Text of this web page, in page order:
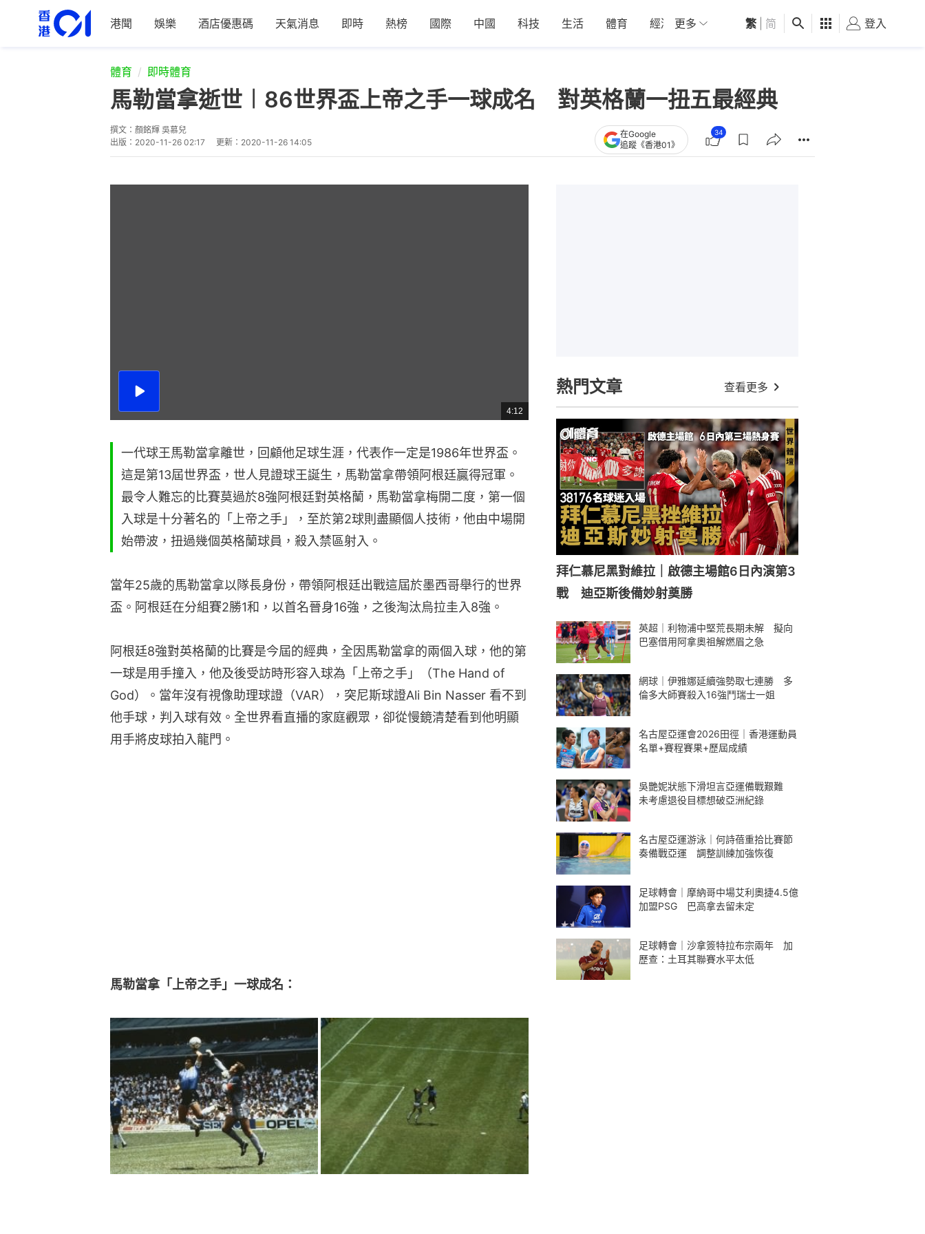
港聞 娛樂 酒店優惠碼 天氣消息 即時 熱榜 國際 中國 科技 生活 體育 經濟 01深圳 觀點 健康 好食玩飛
更多 繁 简 登入
體育 即時體育
馬勒當拿逝世︱86世界盃上帝之手一球成名 對英格蘭一扭五最經典
撰文： 顏銘輝 吳慕兒
出版： 2020-11-26 02:17 更新： 2020-11-26 14:05
在Google
追蹤《香港01》
34
播
總
共
4:12
一代球王馬勒當拿離世，回顧他足球生涯，代表作一定是1986年世界盃。
這是第13屆世界盃，世人見證球王誕生，馬勒當拿帶領阿根廷贏得冠軍。
最令人難忘的比賽莫過於8強阿根廷對英格蘭，馬勒當拿梅開二度，第一個
入球是十分著名的「上帝之手」，至於第2球則盡顯個人技術，他由中場開
始帶波，扭過幾個英格蘭球員，殺入禁區射入。
當年25歲的馬勒當拿以隊長身份，帶領阿根廷出戰這屆於墨西哥舉行的世界
盃。阿根廷在分組賽2勝1和，以首名晉身16強，之後淘汰烏拉圭入8強。
阿根廷8強對英格蘭的比賽是今屆的經典，全因馬勒當拿的兩個入球，他的第
一球是用手撞入，他及後受訪時形容入球為「上帝之手」（The Hand of
God）。當年沒有視像助理球證（VAR），突尼斯球證Ali Bin Nasser 看不到
他手球，判入球有效。全世界看直播的家庭觀眾，卻從慢鏡清楚看到他明顯
用手將皮球拍入龍門。
馬勒當拿「上帝之手」一球成名：
熱門文章 查看更多
拜仁慕尼黑對維拉｜啟德主場館6日內演第3
戰 迪亞斯後備妙射奠勝
英超｜利物浦中堅荒長期未解 擬向
巴塞借用阿拿奧祖解燃眉之急
網球｜伊雅娜延續強勢取七連勝 多
倫多大師賽殺入16強鬥瑞士一姐
名古屋亞運會2026田徑｜香港運動員
名單+賽程賽果+歷屆成績
吳艷妮狀態下滑坦言亞運備戰艱難
未考慮退役目標想破亞洲紀錄
名古屋亞運游泳｜何詩蓓重拾比賽節
奏備戰亞運 調整訓練加強恢復
足球轉會｜摩納哥中場艾利奧捷4.5億
加盟PSG 巴高拿去留未定
足球轉會｜沙拿簽特拉布宗兩年 加
歷查：土耳其聯賽水平太低